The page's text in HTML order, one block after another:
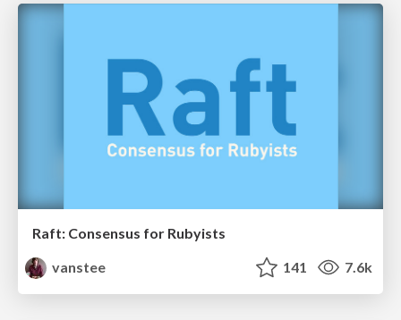
Raft: Consensus for Rubyists
vanstee
141 7.6k